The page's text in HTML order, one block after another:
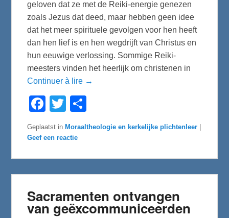
geloven dat ze met de Reiki-energie genezen
zoals Jezus dat deed, maar hebben geen idee
dat het meer spirituele gevolgen voor hen heeft
dan hen lief is en hen wegdrijft van Christus en
hun eeuwige verlossing. Sommige Reiki-
meesters vinden het heerlijk om christenen in
Continuer à lire →
F
e
b
o
k
T
t
t
e
e
n
Geplaatst in Moraaltheologie en kerkelijke plichtenleer |
Geef een reactie
Sacramenten ontvangen
van geëxcommuniceerden